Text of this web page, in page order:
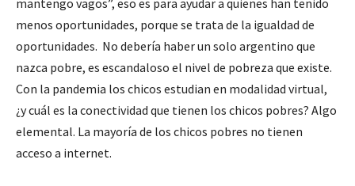
mantengo vagos”, eso es para ayudar a quienes han tenido
menos oportunidades, porque se trata de la igualdad de
oportunidades. No debería haber un solo argentino que
nazca pobre, es escandaloso el nivel de pobreza que existe.
Con la pandemia los chicos estudian en modalidad virtual,
¿y cuál es la conectividad que tienen los chicos pobres? Algo
elemental. La mayoría de los chicos pobres no tienen
acceso a internet.